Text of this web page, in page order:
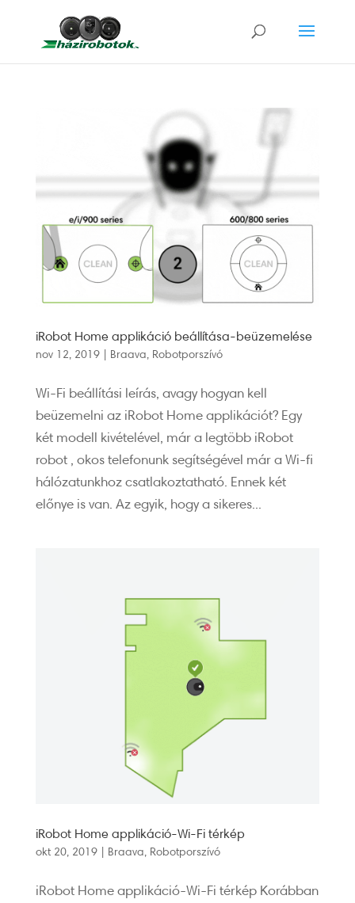
iRobot Home applikáció beállítása-beüzemelése
nov 12, 2019| Braava, Robotporszívó
Wi-Fi beállítási leírás, avagy hogyan kell
beüzemelni az iRobot Home applikációt? Egy
két modell kivételével, már a legtöbb iRobot
robot , okos telefonunk segítségével már a Wi-fi
hálózatunkhoz csatlakoztatható. Ennek két
előnye is van. Az egyik, hogy a sikeres...
iRobot Home applikáció-Wi-Fi térkép
okt 20, 2019| Braava Robotporszívó
iRobot Home applikáció-Wi-Fi térkép Korábban